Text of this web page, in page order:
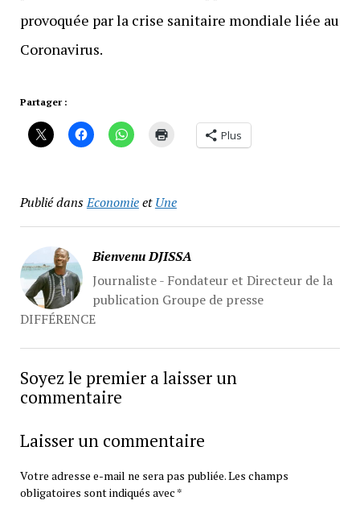
provoquée par la crise sanitaire mondiale liée au
Coronavirus.
Partager :
Plus
Publié dansEconomieetUne
Bienvenu DJISSA
Journaliste - Fondateur et Directeur de la
publication Groupe de presse
DIFFÉRENCE
Soyez le premier a laisser un
commentaire
Laisser un commentaire
Votre adresse e-mail ne sera pas publiée.Les champs
obligatoires sont indiqués avec *